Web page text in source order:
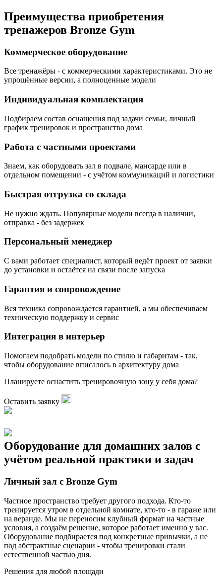
Преимущества приобретения
тренажеров Bronze Gym
Коммерческое оборудование
Все тренажёры - с коммерческими характеристиками. Это не
упрощённые версии, а полноценные модели
Индивидуальная комплектация
Подбираем состав оснащения под задачи семьи, личный
график тренировок и пространство дома
Работа с частными проектами
Знаем, как оборудовать зал в подвале, мансарде или в
отдельном помещении - с учётом коммуникаций и логистики
Быстрая отгрузка со склада
Не нужно ждать. Популярные модели всегда в наличии,
отправка - без задержек
Персональный менеджер
С вами работает специалист, который ведёт проект от заявки
до установки и остаётся на связи после запуска
Гарантия и сопровождение
Вся техника сопровождается гарантией, а мы обеспечиваем
техническую поддержку и сервис
Интеграция в интерьер
Помогаем подобрать модели по стилю и габаритам - так,
чтобы оборудование вписалось в архитектуру дома
Планируете оснастить тренировочную зону у себя дома?
Оставить заявку
Оборудование для домашних залов с
учётом реальной практики и задач
Личный зал с Bronze Gym
Частное пространство требует другого подхода. Кто-то
тренируется утром в отдельной комнате, кто-то - в гараже или
на веранде. Мы не переносим клубный формат на частные
условия, а создаём решение, которое работает именно у вас.
Оборудование подбирается под конкретные привычки, а не
под абстрактные сценарии - чтобы тренировки стали
естественной частью дня.
Решения для любой площади